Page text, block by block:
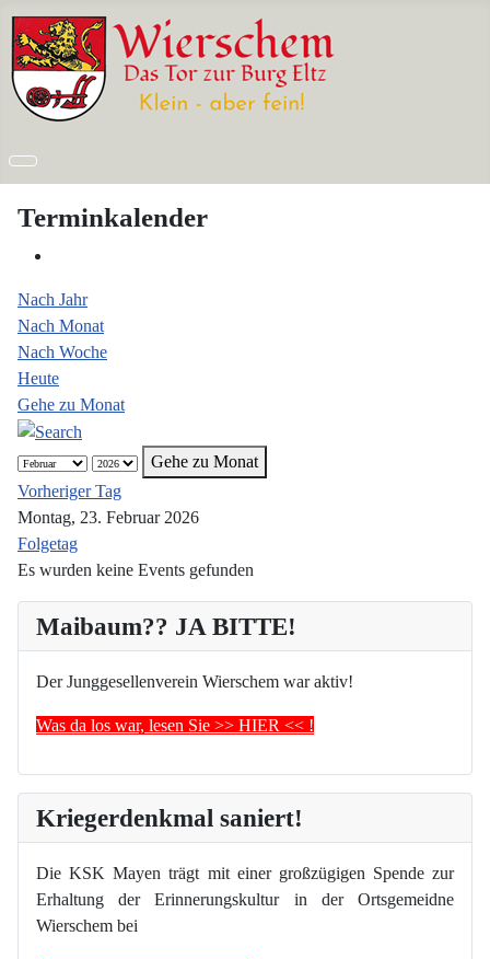
Maibaum?? JA BITTE!
Der Junggesellenverein Wierschem war aktiv!
Was da los war, lesen Sie >> HIER << !
Kriegerdenkmal saniert!
Die KSK Mayen trägt mit einer großzügigen Spende zur
Erhaltung der Erinnerungskultur in der Ortsgemeidne
Wierschem bei
Terminkalender
Nach Jahr
Nach Monat
Nach Woche
Heute
Gehe zu Monat
Gehe zu Monat
Vorheriger Tag
Montag, 23. Februar 2026
Folgetag
Es wurden keine Events gefunden